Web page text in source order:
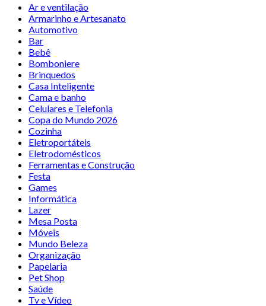
Ar e ventilação
Armarinho e Artesanato
Automotivo
Bar
Bebê
Bomboniere
Brinquedos
Casa Inteligente
Cama e banho
Celulares e Telefonia
Copa do Mundo 2026
Cozinha
Eletroportáteis
Eletrodomésticos
Ferramentas e Construção
Festa
Games
Informática
Lazer
Mesa Posta
Móveis
Mundo Beleza
Organização
Papelaria
Pet Shop
Saúde
Tv e Vídeo